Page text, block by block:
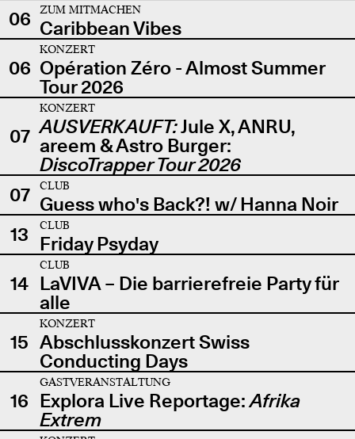
06
ZUM MITMACHEN
Caribbean Vibes
06
KONZERT
Opération Zéro - Almost Summer
Tour 2026
07
KONZERT
AUSVERKAUFT:Jule X, ANRU,
areem & Astro Burger:
DiscoTrapper Tour 2026
07
CLUB
Guess who's Back?! w/ Hanna Noir
13
CLUB
Friday Psyday
14
CLUB
LaVIVA – Die barrierefreie Party für
alle
15
KONZERT
Abschlusskonzert Swiss
Conducting Days
16
GASTVERANSTALTUNG
Explora Live Reportage:Afrika
Extrem